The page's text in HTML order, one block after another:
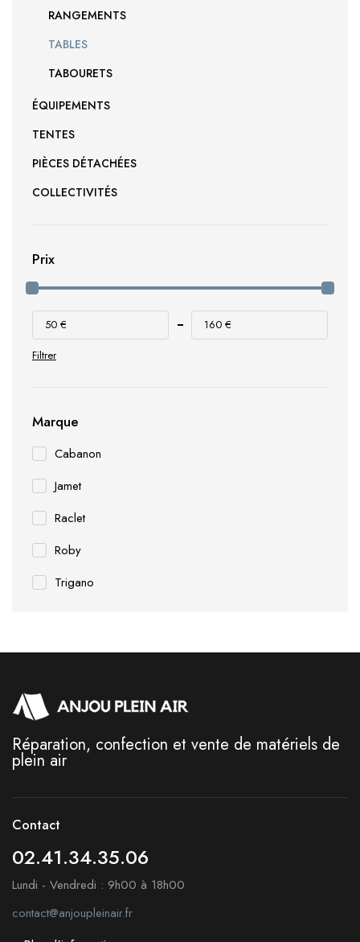
RANGEMENTS
TABLES
TABOURETS
ÉQUIPEMENTS
TENTES
PIÈCES DÉTACHÉES
COLLECTIVITÉS
Prix
Filtrer
50 € 160 €
Marque
Cabanon
Jamet
Raclet
Roby
Trigano
Réparation, confection et vente de matériels de
plein air
Contact
02.41.34.35.06
Lundi - Vendredi : 9h00 à 18h00
contact@anjoupleinair.fr